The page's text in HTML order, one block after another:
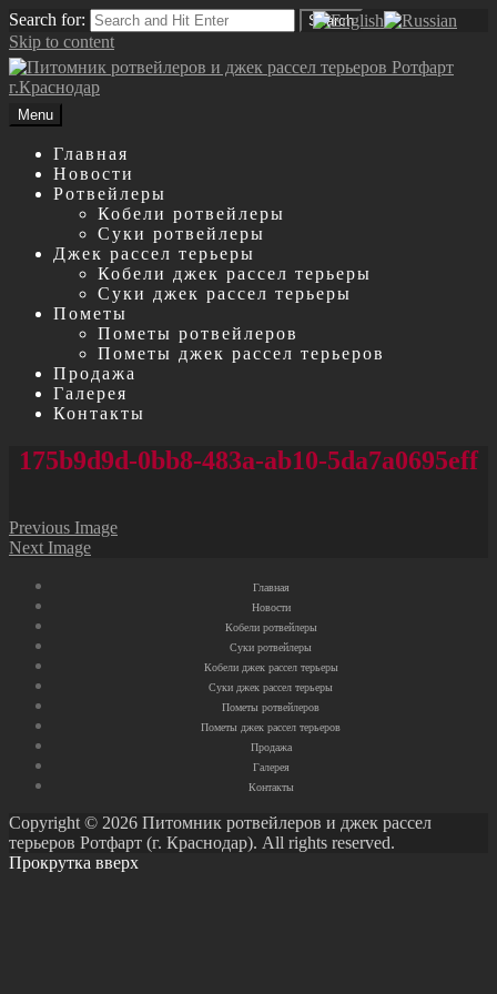
Search for: Search
Skip to content
Menu
Главная
Новости
Ротвейлеры
Кобели ротвейлеры
Суки ротвейлеры
Джек рассел терьеры
Кобели джек рассел терьеры
Суки джек рассел терьеры
Пометы
Пометы ротвейлеров
Пометы джек рассел терьеров
Продажа
Галерея
Контакты
175b9d9d-0bb8-483a-ab10-5da7a0695eff
Previous Image
Next Image
Главная
Новости
Кобели ротвейлеры
Суки ротвейлеры
Кобели джек рассел терьеры
Суки джек рассел терьеры
Пометы ротвейлеров
Пометы джек рассел терьеров
Продажа
Галерея
Контакты
Copyright © 2026 Питомник ротвейлеров и джек рассел
терьеров Ротфарт (г. Краснодар). All rights reserved.
Прокрутка вверх